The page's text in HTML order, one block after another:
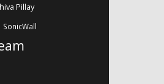
Pillay
SonicWall